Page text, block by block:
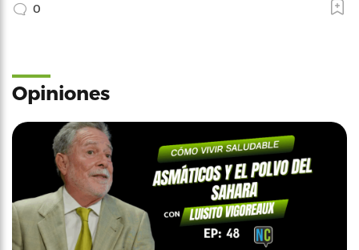
0
Opiniones